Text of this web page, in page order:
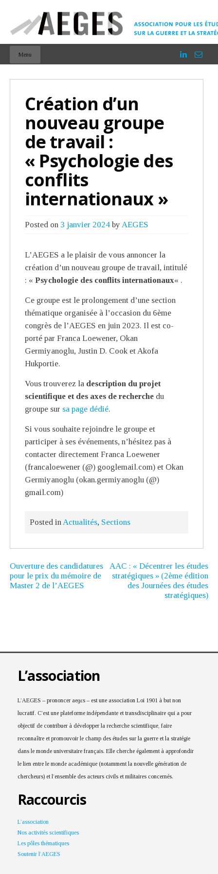
Menu
Création d’un
nouveau groupe
de travail :
« Psychologie des
conflits
internationaux »
Posted on 3 janvier 2024 by AEGES
L’AEGES a le plaisir de vous annoncer la
création d’un nouveau groupe de travail, intitulé
: « Psychologie des conflits internationaux« .
Ce groupe est le prolongement d’une section
thématique organisée à l’occasion du 6ème
congrès de l’AEGES en juin 2023. Il est co-
porté par Franca Loewener, Okan
Germiyanoglu, Justin D. Cook et Akofa
Hukportie.
Vous trouverez la description du projet
scientifique et des axes de recherche du
groupe sur sa page dédié.
Si vous souhaite rejoindre le groupe et
participer à ses événements, n’hésitez pas à
contacter directement Franca Loewener
(francaloewener (@) googlemail.com) et Okan
Germiyanoglu (okan.germiyanoglu (@)
gmail.com)
Posted inActualités, Sections
Ouverture des candidatures
pour le prix du mémoire de
Master 2 de l’AEGES
AAC : « Décentrer les études
stratégiques » (2ème édition
des Journées des études
stratégiques)
L’association
L’AEGES – prononcer aeɡɛs – est une association Loi 1901 à but non
lucratif. C’est une plateforme indépendante et transdisciplinaire qui a pour
objectif de contribuer à développer la recherche scientifique, faire
reconnaître et promouvoir le champ des études sur la guerre et la stratégie
dans le monde universitaire français. Elle cherche également à approfondir
le lien entre le monde académique (notamment la nouvelle génération de
chercheurs) et l’ensemble des acteurs civils et militaires concernés.
Raccourcis
L’association
Nos activités scientifiques
Les pôles thématiques
Soutenir l’AEGES